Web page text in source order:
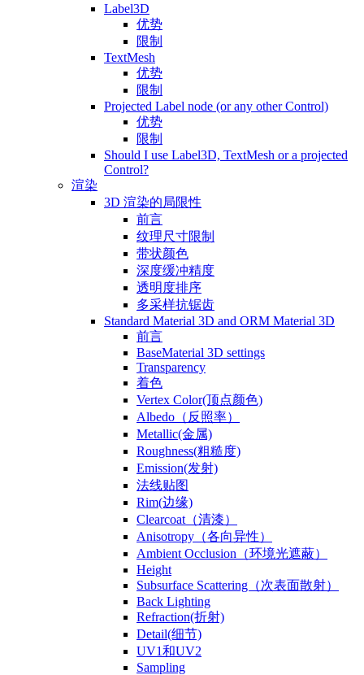
Label3D
优势
限制
TextMesh
优势
限制
Projected Label node (or any other Control)
优势
限制
Should I use Label3D, TextMesh or a projected
Control?
渲染
3D 渲染的局限性
前言
纹理尺寸限制
带状颜色
深度缓冲精度
透明度排序
多采样抗锯齿
Standard Material 3D and ORM Material 3D
前言
BaseMaterial 3D settings
Transparency
着色
Vertex Color(顶点颜色)
Albedo（反照率）
Metallic(金属)
Roughness(粗糙度)
Emission(发射)
法线贴图
Rim(边缘)
Clearcoat（清漆）
Anisotropy（各向异性）
Ambient Occlusion（环境光遮蔽）
Height
Subsurface Scattering（次表面散射）
Back Lighting
Refraction(折射)
Detail(细节)
UV1和UV2
Sampling